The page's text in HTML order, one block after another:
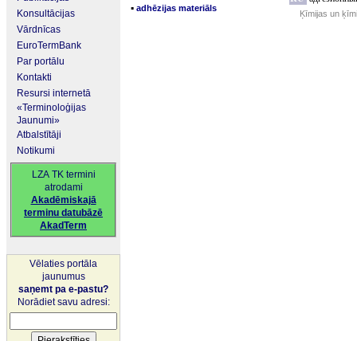
Konsultācijas
Vārdnīcas
EuroTermBank
Par portālu
Kontakti
Resursi internetā
«Terminoloģijas
Jaunumi»
Atbalstītāji
Notikumi
LZA TK termini
atrodami
Akadēmiskajā
terminu datubāzē
AkadTerm
Vēlaties portāla
jaunumus
saņemt pa e-pastu?
Norādiet savu adresi:
▪ adhēzijas materiāls
Ķīmijas un